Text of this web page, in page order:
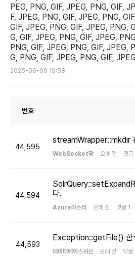
PEG, PNG, GIF, JPEG, PNG, GIF,
F, JPEG, PNG, GIF, JPEG, PNG,
GIF, JPEG, PNG, GIF, JPEG, PNG,
G, GIF, JPEG, PNG, GIF, JPEG,
PNG, GIF, JPEG, PNG, GIF, JPEG,
G, PNG, GIF, JPEG, PNG, GIF,
2025-06-09 19:58
번호
44,595
streamWrapper::mkdir
WebSocket광 오래 전 댓
44,594
다.
Azure마스터 오래 전 댓글 1
44,593
Exception::getFile() 함
데이터베이스귀신 오래 전 댓